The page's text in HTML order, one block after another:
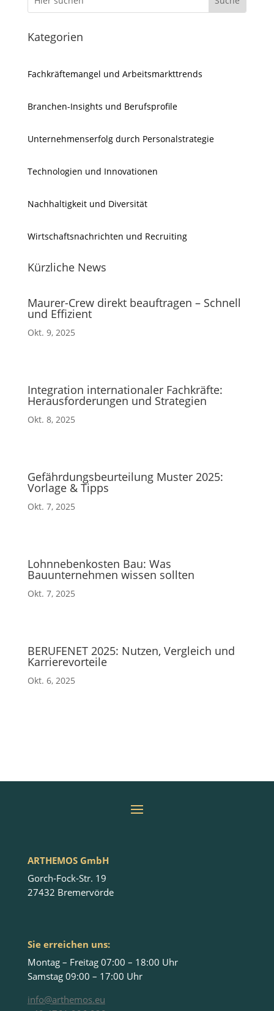
Kategorien
Fachkräftemangel und Arbeitsmarkttrends
Branchen-Insights und Berufsprofile
Unternehmenserfolg durch Personalstrategie
Technologien und Innovationen
Nachhaltigkeit und Diversität
Wirtschaftsnachrichten und Recruiting
Kürzliche News
Maurer-Crew direkt beauftragen – Schnell
und Effizient
Okt. 9, 2025
Integration internationaler Fachkräfte:
Herausforderungen und Strategien
Okt. 8, 2025
Gefährdungsbeurteilung Muster 2025:
Vorlage & Tipps
Okt. 7, 2025
Lohnnebenkosten Bau: Was
Bauunternehmen wissen sollten
Okt. 7, 2025
BERUFENET 2025: Nutzen, Vergleich und
Karrierevorteile
Okt. 6, 2025
ARTHEMOS GmbH
Gorch-Fock-Str. 19
27432 Bremervörde
Sie erreichen uns:
Montag – Freitag 07:00 – 18:00 Uhr
Samstag 09:00 – 17:00 Uhr
info@arthemos.eu